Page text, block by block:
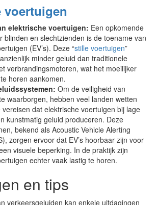
voertuigen
elektrische voertuigen: Een opkomende
blinden en slechtzienden is de toename van
(EV’s). Deze “stille voertuigen”
minder geluid dan traditionele
verbrandingsmotoren, wat het moeilijker
horen aankomen.
Om de veiligheid van
waarborgen, hebben veel landen wetten
dat elektrische voertuigen bij lage
kunstmatig geluid produceren. Deze
bekend als Acoustic Vehicle Alerting
zorgen ervoor dat EV’s hoorbaar zijn voor
visuele beperking. In de praktijk zijn
echter vaak lastig te horen.
en tips
verkeersgeluiden kan enkele uitdagingen